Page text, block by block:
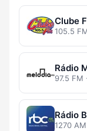
Clube
105.5
Rádio
97.5 FM
Rádio
1270